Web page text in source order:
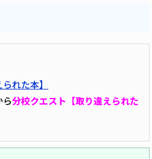
られた本】
分校クエスト【取り違えられた